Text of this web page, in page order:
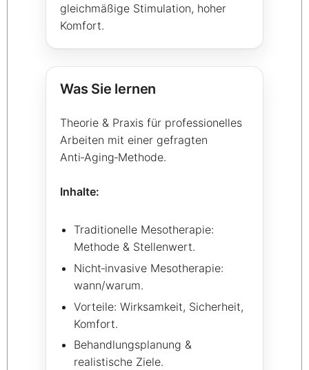
gleichmäßige Stimulation, hoher
Komfort.
Was Sie lernen
Theorie & Praxis für professionelles
Arbeiten mit einer gefragten
Anti‑Aging‑Methode.
Inhalte:
Traditionelle Mesotherapie:
Methode & Stellenwert.
Nicht‑invasive Mesotherapie:
wann/warum.
Vorteile: Wirksamkeit, Sicherheit,
Komfort.
Behandlungsplanung &
realistische Ziele.